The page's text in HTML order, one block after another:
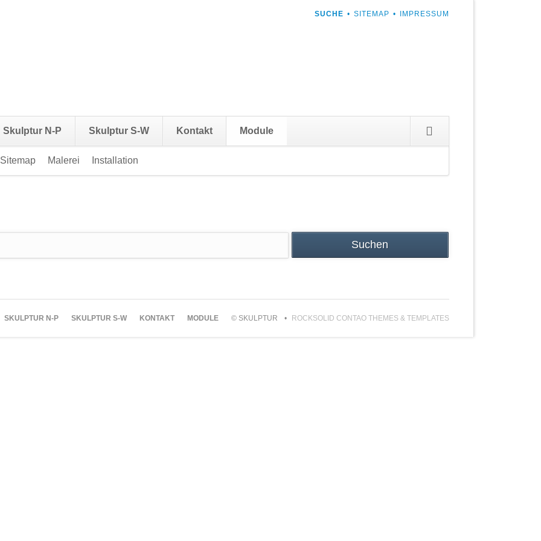
NAVIGATION
SUCHE SITEMAP IMPRESSUM
überspringen
Skulptur N-P Skulptur S-W Kontakt Module
überspringen
Sitemap Malerei Installation
Suchen
SKULPTUR N-P SKULPTUR S-W KONTAKT MODULE © SKULPTUR ROCKSOLID CONTAO THEMES & TEMPLATES